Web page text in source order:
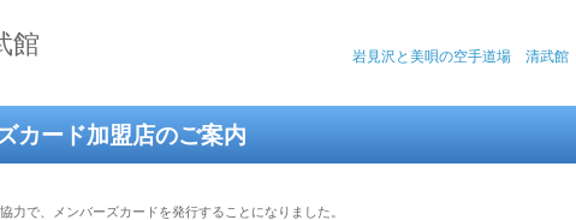
岩見沢と美唄の空手道場 清武館
館
カード加盟店のご案内
力で、メンバーズカードを発行することになりました。